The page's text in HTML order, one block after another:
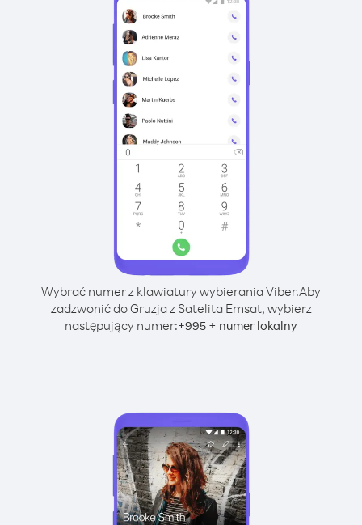
Wybrać numer z klawiatury wybierania Viber.Aby
zadzwonić do Gruzja z Satelita Emsat, wybierz
następujący numer:+995 + numer lokalny